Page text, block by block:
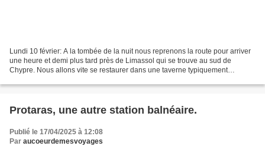
Lundi 10 février: A la tombée de la nuit nous reprenons la route pour arriver
une heure et demi plus tard près de Limassol qui se trouve au sud de
Chypre. Nous allons vite se restaurer dans une taverne typiquement
Protaras, une autre station balnéaire.
Publié le 17/04/2025 à 12:08
Par aucoeurdemesvoyages